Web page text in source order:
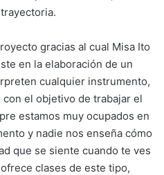
gracias al cual Misa Ito
en la elaboración de un
cualquier instrumento,
el objetivo de trabajar el
estamos muy ocupados en
y nadie nos enseña cómo
que se siente cuando te ves
clases de este tipo,